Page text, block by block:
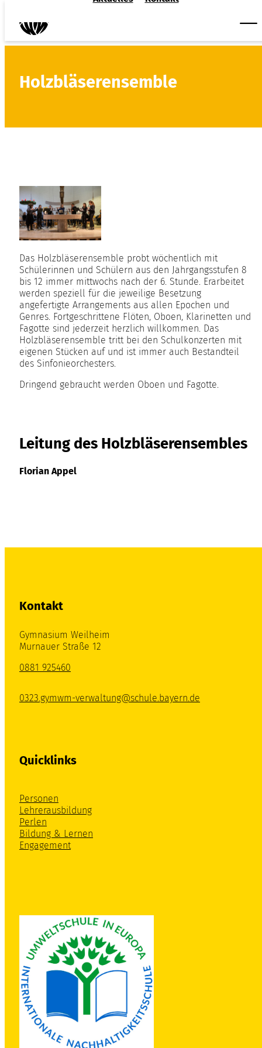
Holzbläserensemble
Das Holzbläserensemble probt wöchentlich mit
Schülerinnen und Schülern aus den Jahrgangsstufen 8
bis 12 immer mittwochs nach der 6. Stunde. Erarbeitet
werden speziell für die jeweilige Besetzung
angefertigte Arrangements aus allen Epochen und
Genres. Fortgeschrittene Flöten, Oboen, Klarinetten und
Fagotte sind jederzeit herzlich willkommen. Das
Holzbläserensemble tritt bei den Schulkonzerten mit
eigenen Stücken auf und ist immer auch Bestandteil
des Sinfonieorchesters.
Dringend gebraucht werden Oboen und Fagotte.
Leitung des Holzbläserensembles
Florian Appel
Kontakt
Gymnasium Weilheim
Murnauer Straße 12
0881 925460
0323.gymwm-verwaltung@schule.bayern.de
Quicklinks
Personen
Lehrerausbildung
Perlen
Bildung & Lernen
Engagement